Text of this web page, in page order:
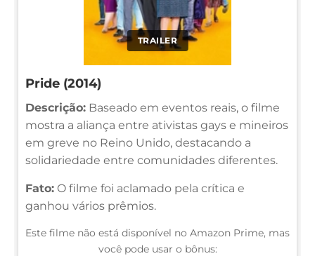
TRAILER
Pride (2014)
Descrição: Baseado em eventos reais, o filme
mostra a aliança entre ativistas gays e mineiros
em greve no Reino Unido, destacando a
solidariedade entre comunidades diferentes.
Fato: O filme foi aclamado pela crítica e
ganhou vários prêmios.
Este filme não está disponível no Amazon Prime, mas
você pode usar o bônus: